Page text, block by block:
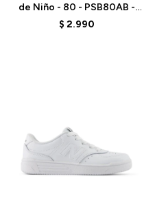
de Niño - 80 - PSB80AB -
ELD
$ 2.990